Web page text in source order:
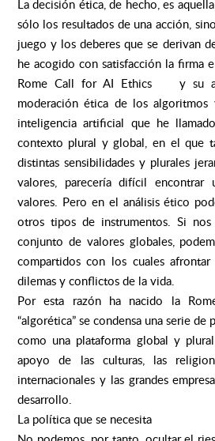
La decisión ética, de hecho, es
sólo los resultados de una acción,
juego y los deberes que se derivan
he acogido con satisfacción la firma
Rome Call for AI Ethics y su
moderación ética de los
inteligencia artificial que he
contexto plural y global, en el que
distintas sensibilidades y plurales
valores, parecería difícil encontrar
valores. Pero en el análisis ético
otros tipos de instrumentos. Si
conjunto de valores globales,
compartidos con los cuales
dilemas y conflictos de la vida.
Por esta razón ha nacido la
“algorética” se condensa una serie
como una plataforma global y
apoyo de las culturas, las
internacionales y las grandes
desarrollo.
La política que se necesita